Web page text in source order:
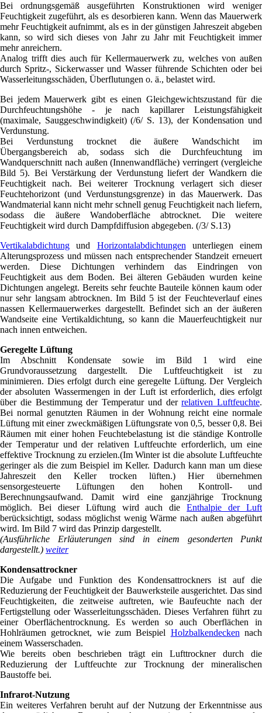
Bei ordnungsgemäß ausgeführten Konstruktionen wird weniger
Feuchtigkeit zugeführt, als es desorbieren kann. Wenn das Mauerwerk
mehr Feuchtigkeit aufnimmt, als es in der günstigen Jahreszeit abgeben
kann, so wird sich dieses von Jahr zu Jahr mit Feuchtigkeit immer
mehr anreichern.
Analog trifft dies auch für Kellermauerwerk zu, welches von außen
durch Spritz-, Sickerwasser und Wasser führende Schichten oder bei
Wasserleitungsschäden, Überflutungen o. ä., belastet wird.
Bei jedem Mauerwerk gibt es einen Gleichgewichtszustand für die
Durchfeuchtungshöhe - je nach kapillarer Leistungsfähigkeit
(maximale, Sauggeschwindigkeit) (/6/ S. 13), der Kondensation und
Verdunstung.
Bei Verdunstung trocknet die äußere Wandschicht im
Übergangsbereich ab, sodass sich die Durchfeuchtung im
Wandquerschnitt nach außen (Innenwandfläche) verringert (vergleiche
Bild 5). Bei Verstärkung der Verdunstung liefert der Wandkern die
Feuchtigkeit nach. Bei weiterer Trocknung verlagert sich dieser
Feuchtehorizont (und Verdunstungsgrenze) in das Mauerwerk. Das
Wandmaterial kann nicht mehr schnell genug Feuchtigkeit nach liefern,
sodass die äußere Wandoberfläche abtrocknet. Die weitere
Feuchtigkeit wird durch Dampfdiffusion abgegeben. (/3/ S.13)
Vertikalabdichtung und Horizontalabdichtungen unterliegen einem
Alterungsprozess und müssen nach entsprechender Standzeit erneuert
werden. Diese Dichtungen verhindern das Eindringen von
Feuchtigkeit aus dem Boden. Bei älteren Gebäuden wurden keine
Dichtungen angelegt. Bereits sehr feuchte Bauteile können kaum oder
nur sehr langsam abtrocknen. Im Bild 5 ist der Feuchteverlauf eines
nassen Kellermauerwerkes dargestellt. Befindet sich an der äußeren
Wandseite eine Vertikaldichtung, so kann die Mauerfeuchtigkeit nur
nach innen entweichen.
Geregelte Lüftung
Im Abschnitt Kondensate sowie im Bild 1 wird eine
Grundvoraussetzung dargestellt. Die Luftfeuchtigkeit ist zu
minimieren. Dies erfolgt durch eine geregelte Lüftung. Der Vergleich
der absoluten Wassermengen in der Luft ist erforderlich, dies erfolgt
über die Bestimmung der Temperatur und derrelativen Luftfeuchte.
Bei normal genutzten Räumen in der Wohnung reicht eine normale
Lüftung mit einer zweckmäßigen Lüftungsrate von 0,5, besser 0,8. Bei
Räumen mit einer hohen Feuchtebelastung ist die ständige Kontrolle
der Temperatur und der relativen Luftfeuchte erforderlich, um eine
effektive Trocknung zu erzielen.(Im Winter ist die absolute Luftfeuchte
geringer als die zum Beispiel im Keller. Dadurch kann man um diese
Jahreszeit den Keller trocken lüften.) Hier übernehmen
sensorgesteuerte Lüftungen den hohen Kontroll- und
Berechnungsaufwand. Damit wird eine ganzjährige Trocknung
möglich. Bei dieser Lüftung wird auch dieEnthalpie der Luft
berücksichtigt, sodass möglichst wenig Wärme nach außen abgeführt
wird. Im Bild 7 wird das Prinzip dargestellt.
(Ausführliche Erläuterungen sind in einem gesonderten Punkt
dargestellt.) weiter
Kondensattrockner
Die Aufgabe und Funktion des Kondensattrockners ist auf die
Reduzierung der Feuchtigkeit der Bauwerksteile ausgerichtet. Das sind
Feuchtigkeiten, die zeitweise auftreten, wie Baufeuchte nach der
Fertigstellung oder Wasserleitungsschäden. Dieses Verfahren führt zu
einer Oberflächentrocknung. Es werden so auch Oberflächen in
Hohlräumen getrocknet, wie zum Beispiel Holzbalkendecken nach
einem Wasserschaden.
Wie bereits oben beschrieben trägt ein Lufttrockner durch die
Reduzierung der Luftfeuchte zur Trocknung der mineralischen
Baustoffe bei.
Infrarot-Nutzung
Ein weiteres Verfahren beruht auf der Nutzung der Erkenntnisse aus